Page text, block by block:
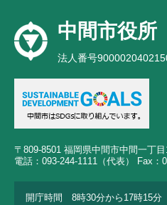
中間市役所
法人番号
〒809-8501 福岡県中間市中間一丁
電話：093-244-1111（代表） Fax：
開庁時間 8時30分から17時15分